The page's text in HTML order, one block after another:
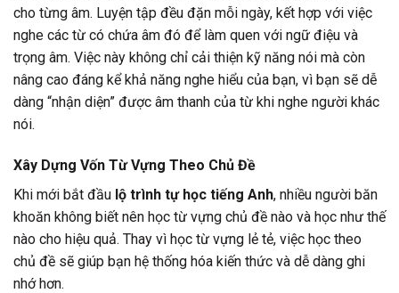
cho từng âm. Luyện tập đều đặn mỗi ngày, kết hợp với việc
nghe các từ có chứa âm đó để làm quen với ngữ điệu và
trọng âm. Việc này không chỉ cải thiện kỹ năng nói mà còn
nâng cao đáng kể khả năng nghe hiểu của bạn, vì bạn sẽ dễ
dàng “nhận diện” được âm thanh của từ khi nghe người khác
nói.
Xây Dựng Vốn Từ Vựng Theo Chủ Đề
Khi mới bắt đầu lộ trình tự học tiếng Anh, nhiều người băn
khoăn không biết nên học từ vựng chủ đề nào và học như thế
nào cho hiệu quả. Thay vì học từ vựng lẻ tẻ, việc học theo
chủ đề sẽ giúp bạn hệ thống hóa kiến thức và dễ dàng ghi
nhớ hơn.